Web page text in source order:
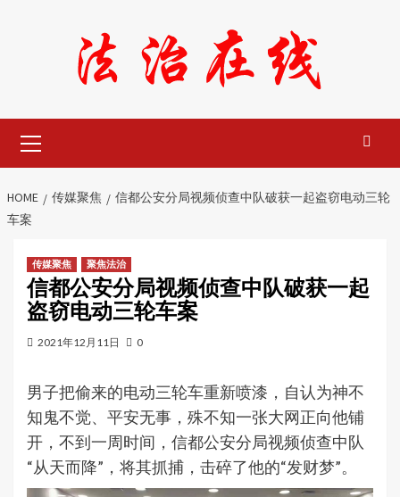
Menu
HOME 传媒聚焦
信都公安分局视频侦查中队破获一起盗窃电动三轮
车案
传媒聚焦 聚焦法治
信都公安分局视频侦查中队破获一起
盗窃电动三轮车案
2021年12月11日 0
男子把偷来的电动三轮车重新喷漆，自认为神不
知鬼不觉、平安无事，殊不知一张大网正向他铺
开，不到一周时间，信都公安分局视频侦查中队
“从天而降”，将其抓捕，击碎了他的“发财梦”。